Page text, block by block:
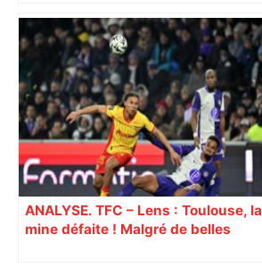
ANALYSE. TFC – Lens : Toulouse, la
mine défaite ! Malgré de belles